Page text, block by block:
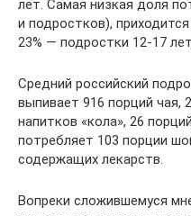
лет. Самая низкая доля
и подростков),
23% — подростки 12-17
Средний российский
выпивает 916 порций чая,
напитков «кола», 26
потребляет 103 порции
содержащих лекарств.
Вопреки сложившемуся